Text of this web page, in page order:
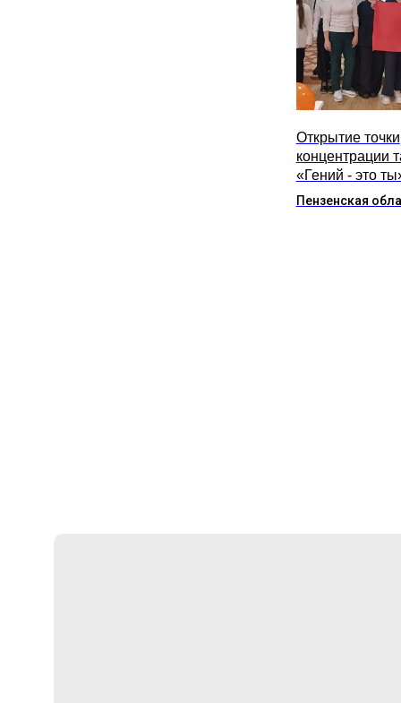
Открытие точки
концентрации
«Гений - это
Пензенская